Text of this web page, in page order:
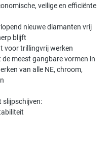
veilige en efficiënte
nieuwe diamanten vrij
blijft
voor trillingvrij werken
meest gangbare vormen in
van alle NE, chroom,
slijpschijven: